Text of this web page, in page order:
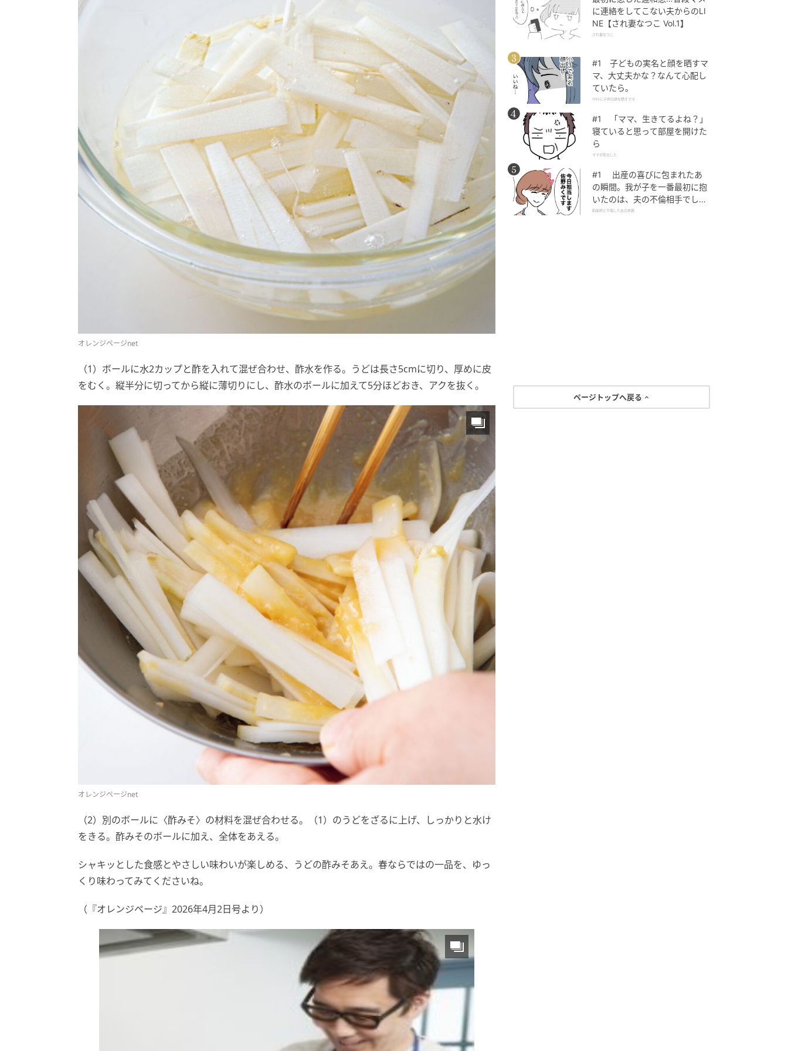
オレンジページnet
（1）ボールに水2カップと酢を入れて混ぜ合わせ、酢水を作る。うどは長さ5cmに切り、厚めに皮
をむく。縦半分に切ってから縦に薄切りにし、酢水のボールに加えて5分ほどおき、アクを抜く。
オレンジページnet
（2）別のボールに〈酢みそ〉の材料を混ぜ合わせる。（1）のうどをざるに上げ、しっかりと水け
をきる。酢みそのボールに加え、全体をあえる。
シャキッとした食感とやさしい味わいが楽しめる、うどの酢みそあえ。春ならではの一品を、ゆっ
くり味わってみてくださいね。
（『オレンジページ』2026年4月2日号より）
に連絡をしてこない夫からのLI
NE【され妻なつこ Vol.1】
され妻なつこ
#1 子どもの実名と顔を晒すマ
マ、大丈夫かな？なんて心配し
ていたら。
SNSに子供の顔を晒すママ
#1 「ママ、生きてるよね？」
寝ていると思って部屋を開けた
ら
ママが家出した
#1 出産の喜びに包まれたあ
の瞬間。我が子を一番最初に抱
いたのは、夫の不倫相手でし
た。
助産師と不倫した夫の末路
ページトップへ戻る